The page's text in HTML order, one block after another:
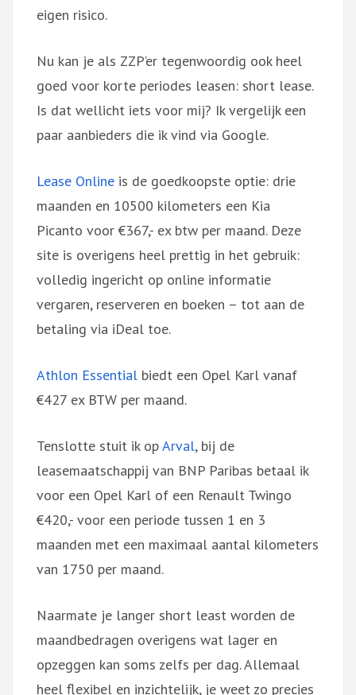
eigen risico.
Nu kan je als ZZP’er tegenwoordig ook heel
goed voor korte periodes leasen: short lease.
Is dat wellicht iets voor mij? Ik vergelijk een
paar aanbieders die ik vind via Google.
Lease Online is de goedkoopste optie: drie
maanden en 10500 kilometers een Kia
Picanto voor €367,- ex btw per maand. Deze
site is overigens heel prettig in het gebruik:
volledig ingericht op online informatie
vergaren, reserveren en boeken – tot aan de
betaling via iDeal toe.
Athlon Essential biedt een Opel Karl vanaf
€427 ex BTW per maand.
Tenslotte stuit ik opArval, bij de
leasemaatschappij van BNP Paribas betaal ik
voor een Opel Karl of een Renault Twingo
€420,- voor een periode tussen 1 en 3
maanden met een maximaal aantal kilometers
van 1750 per maand.
Naarmate je langer short least worden de
maandbedragen overigens wat lager en
opzeggen kan soms zelfs per dag. Allemaal
heel flexibel en inzichtelijk, je weet zo precies